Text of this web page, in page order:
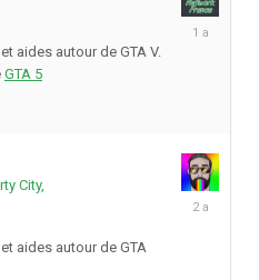
aides autour de GTA V.
GTA 5
City
aides autour de GTA